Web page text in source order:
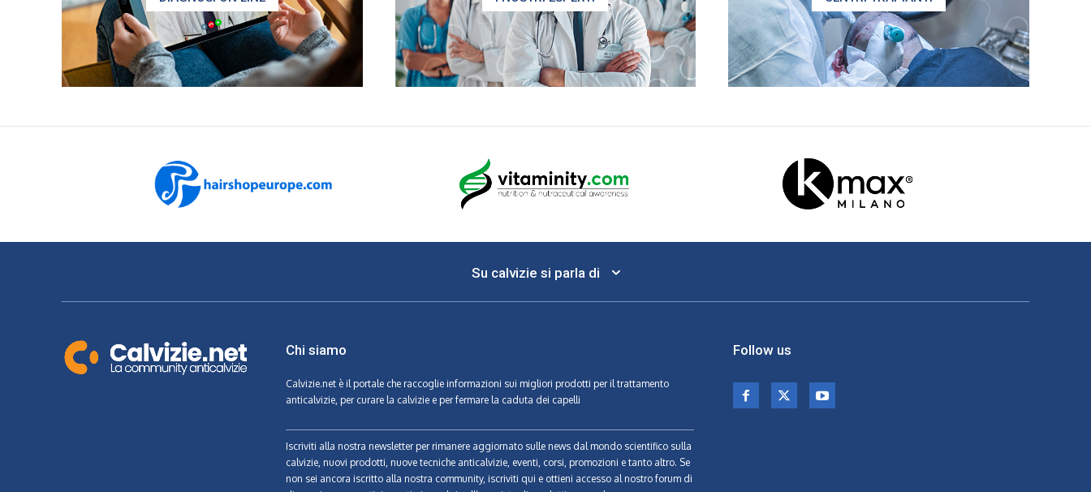
Su calvizie si parla di
Chi siamo
Calvizie.netè il portale che raccoglie informazioni sui migliori prodotti per il trattamento
anticalvizie, per curare la calvizie e per fermare la caduta dei capelli
Iscriviti alla nostra newsletter per rimanere aggiornato sulle news dal mondo scientifico sulla
calvizie, nuovi prodotti, nuove tecniche anticalvizie, eventi, corsi, promozioni e tanto altro. Se
non sei ancora iscritto alla nostra community, iscriviti qui e ottieni accesso al nostro forum di
Follow us